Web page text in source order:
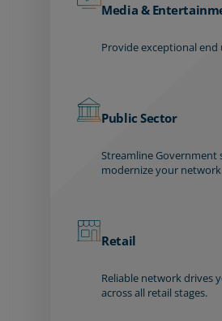
Media &
Provide exceptional end
Public Sector
Streamline Government
modernize your network
Retail
Reliable network drives
across all retail stages.